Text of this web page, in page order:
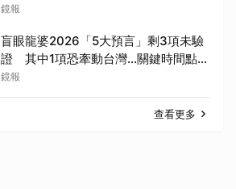
說還需要離開嗎？
鏡報
盲眼龍婆2026「5大預言」剩3項未驗
證 其中1項恐牽動台灣...關鍵時間點曝
光
鏡報
查看更多